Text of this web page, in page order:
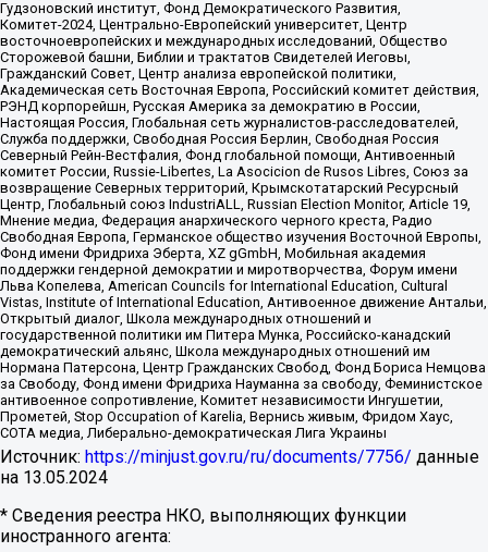
Гудзоновский институт, Фонд Демократического Развития,
Комитет-2024, Центрально-Европейский университет, Центр
восточноевропейских и международных исследований, Общество
Сторожевой башни, Библии и трактатов Свидетелей Иеговы,
Гражданский Совет, Центр анализа европейской политики,
Академическая сеть Восточная Европа, Российский комитет действия,
РЭНД корпорейшн, Русская Америка за демократию в России,
Настоящая Россия, Глобальная сеть журналистов-расследователей,
Служба поддержки, Свободная Россия Берлин, Свободная Россия
Северный Рейн-Вестфалия, Фонд глобальной помощи, Антивоенный
комитет России, Russie-Libertes, La Asocicion de Rusos Libres, Союз за
возвращение Северных территорий, Крымскотатарский Ресурсный
Центр, Глобальный союз IndustriALL, Russian Election Monitor, Article 19,
Мнение медиа, Федерация анархического черного креста, Радио
Свободная Европа, Германское общество изучения Восточной Европы,
Фонд имени Фридриха Эберта, XZ gGmbH, Мобильная академия
поддержки гендерной демократии и миротворчества, Форум имени
Льва Копелева, American Councils for International Education, Cultural
Vistas, Institute of International Education, Антивоенное движение Антальи,
Открытый диалог, Школа международных отношений и
государственной политики им Питера Мунка, Российско-канадский
демократический альянс, Школа международных отношений им
Нормана Патерсона, Центр Гражданских Свобод, Фонд Бориса Немцова
за Свободу, Фонд имени Фридриха Науманна за свободу, Феминистское
антивоенное сопротивление, Комитет независимости Ингушетии,
Прометей, Stop Occupation of Karelia, Вернись живым, Фридом Хаус,
СОТА медиа, Либерально-демократическая Лига Украины
Источник: https://minjust.gov.ru/ru/documents/7756/ данные
на 13.05.2024
* Сведения реестра НКО, выполняющих функции
иностранного агента: